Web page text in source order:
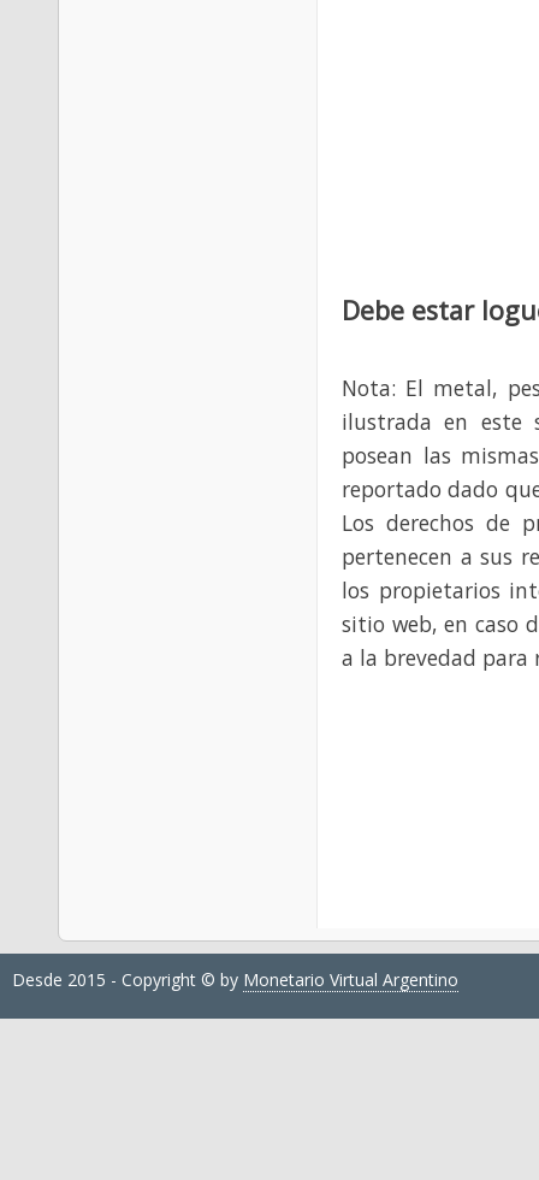
Debe estar
Nota: El metal,
ilustrada en este
posean las
reportado dado
Los derechos de
pertenecen a sus
los propietarios
sitio web, en caso
a la brevedad para
Desde 2015 - Copyright © by Monetario Virtual Argentino